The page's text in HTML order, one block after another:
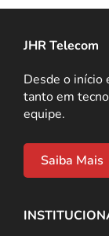
JHR Telecom
Desde o início
tanto em
equipe.
Saiba Mais